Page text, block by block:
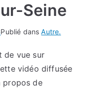
Seine
Publié dansAutre.
de vue sur
vidéo diffusée
propos de